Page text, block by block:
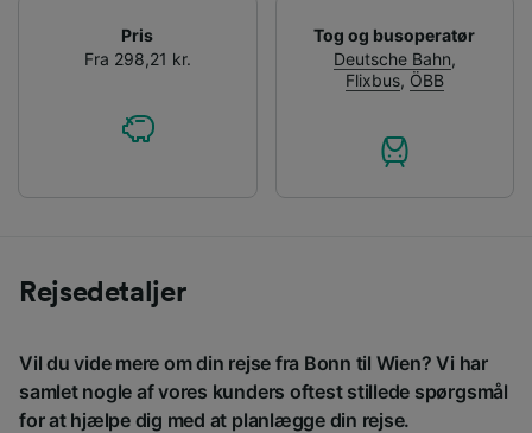
Pris
Fra 298,21 kr.
Tog og busoperatør
Deutsche Bahn,
Flixbus, ÖBB
Rejsedetaljer
Vil du vide mere om din rejse fra Bonn til Wien? Vi har
samlet nogle af vores kunders oftest stillede spørgsmål
for at hjælpe dig med at planlægge din rejse.